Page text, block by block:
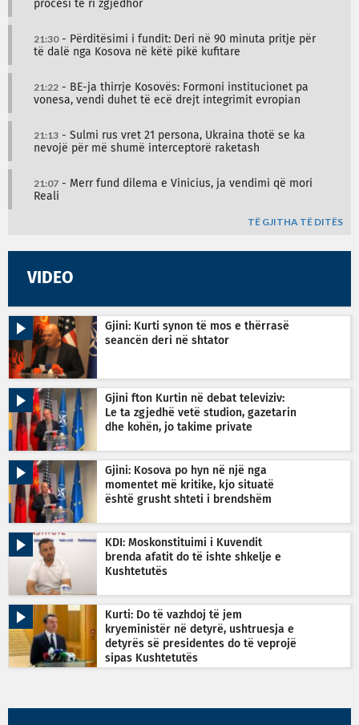
procesi të ri zgjedhor
21:30- Përditësimi i fundit: Deri në 90 minuta pritje për
të dalë nga Kosova në këtë pikë kufitare
21:22 - BE-ja thirrje Kosovës: Formoni institucionet pa
vonesa, vendi duhet të ecë drejt integrimit evropian
21:13 - Sulmi rus vret 21 persona, Ukraina thotë se ka
nevojë për më shumë interceptorë raketash
21:07 - Merr fund dilema e Vinicius, ja vendimi që mori
Reali
TË GJITHA TË DITËS
VIDEO
Gjini: Kurti synon të mos e thërrasë
seancën deri në shtator
Gjini fton Kurtin në debat televiziv:
Le ta zgjedhë vetë studion, gazetarin
dhe kohën, jo takime private
Gjini: Kosova po hyn në një nga
momentet më kritike, kjo situatë
është grusht shteti i brendshëm
KDI: Moskonstituimi i Kuvendit
brenda afatit do të ishte shkelje e
Kushtetutës
Kurti: Do të vazhdoj të jem
kryeministër në detyrë, ushtruesja e
detyrës së presidentes do të veprojë
sipas Kushtetutës